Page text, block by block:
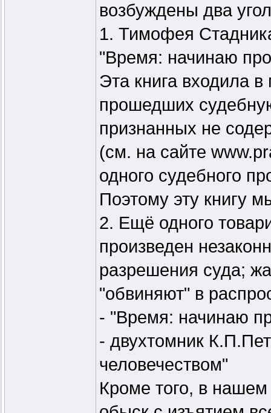
возбуждены два
1. Тимофея
"Время: начинаю
Эта книга входила
прошедших
признанных не
(см. на сайте
одного судебного
Поэтому эту книгу
2. Ещё одного
произведен
разрешения суда;
"обвиняют" в
- "Время: начинаю
- двухтомник
человечеством"
Кроме того, в